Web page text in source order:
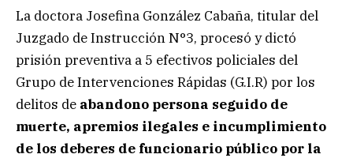
La doctora Josefina González Cabaña, titular del
Juzgado de Instrucción N°3, procesó y dictó
prisión preventiva a 5 efectivos policiales del
Grupo de Intervenciones Rápidas (G.I.R) por los
delitos de abandono persona seguido de
muerte, apremios ilegales e incumplimiento
de los deberes de funcionario público por la